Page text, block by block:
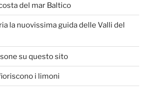
del mar Baltico
la nuovissima guida delle Valli del
su questo sito
i limoni